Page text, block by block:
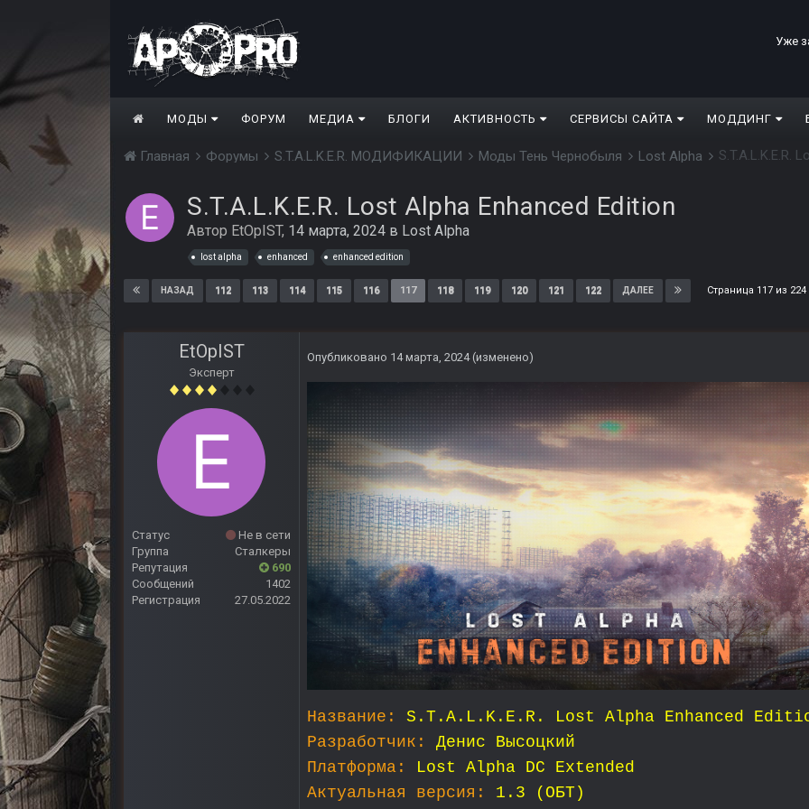
Уже
МОДЫ ФОРУМ МЕДИА БЛОГИ АКТИВНОСТЬ СЕРВИСЫ САЙТА МОДДИНГ
Главная Форумы S.T.A.L.K.E.R. МОДИФИКАЦИИ Моды Тень Чернобыля Lost Alpha S.T.A.L.K.E.R.
S.T.A.L.K.E.R. Lost Alpha Enhanced Edition
Автор EtOpIST, 14 марта, 2024 в Lost Alpha
lost alpha enhanced enhanced edition
НАЗАД 112 113 114 115 116 117 118 119 120 121 122 ДАЛЕЕ Страница 117 из
EtOpIST
Эксперт
Статус
Не в сети
Группа
Сталкеры
Репутация
690
Сообщений
1402
Регистрация
27.05.2022
Опубликовано 14 марта, 2024 (изменено)
Название:
S.T.A.L.K.E.R. Lost Alpha Enhanced
Разработчик:
Денис Высоцкий
Платформа:
Lost Alpha DC Extended
Актуальная версия:
1.3 (ОБТ)